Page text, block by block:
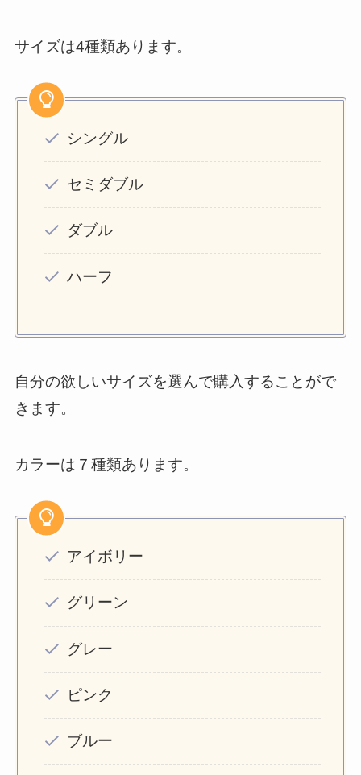
サイズは4種類あります。
シングル
セミダブル
ダブル
ハーフ
自分の欲しいサイズを選んで購入することがで
きます。
カラーは７種類あります。
アイボリー
グリーン
グレー
ピンク
ブルー